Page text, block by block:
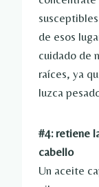
de esos
cuidado de
raíces, ya
luzca
#4: retiene
cabello
Un aceite